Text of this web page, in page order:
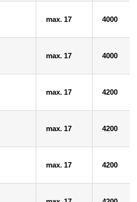
max. 17 4000
max. 17 4000
max. 17 4200
max. 17 4200
max. 17 4200